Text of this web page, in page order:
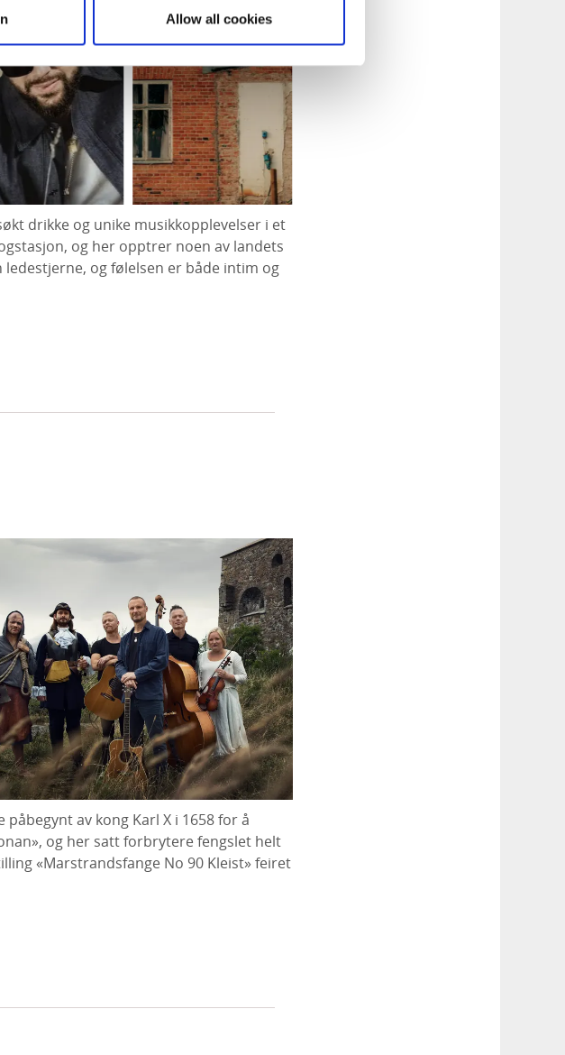
Allow all cookies
drikke og unike musikkopplevelser i et
og her opptrer noen av landets
og følelsen er både intim og
av kong Karl X i 1658 for å
og her satt forbrytere fengslet helt
«Marstrandsfange No 90 Kleist» feiret